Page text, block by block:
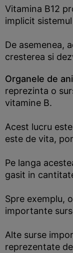
Vitamina B12
implicit
De asemenea,
cresterea si
Organele de
reprezinta o
vitamine B.
Acest lucru
este de vita,
Pe langa
gasit in
Spre exemplu,
importante
Alte surse
reprezentate de